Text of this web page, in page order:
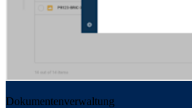
Dokumentenverwaltung